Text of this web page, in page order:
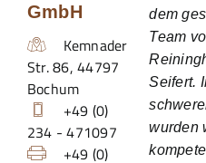
GmbH
Kemnader
Str. 86,44797
Bochum
+49 (0)
234 - 471097
+49 (0)
dem
Team
Seifert.
wurden